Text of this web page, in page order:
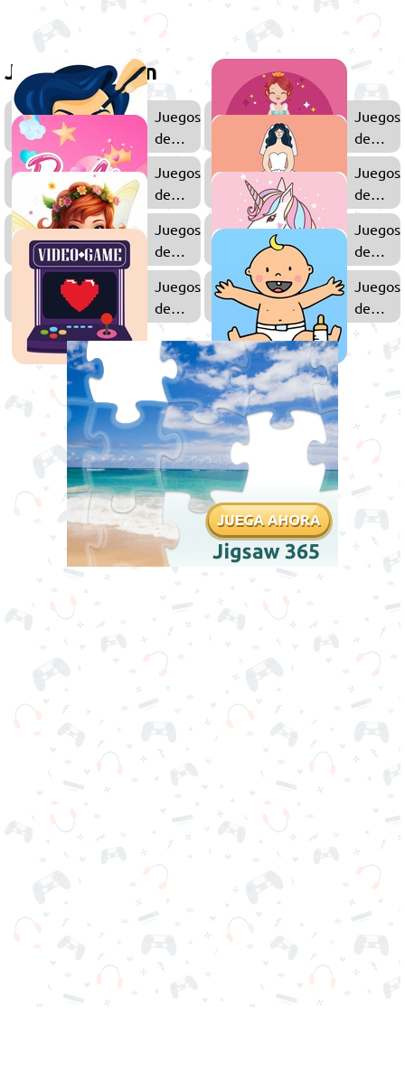
Juega también
Juegos
de
Maquillaje
Juegos
de
Juegos
de
Barbie
Juegos
de
Bodas
Juegos
de
Hadas
Juegos
de
Juegos
de
Amor
Juegos
de
Bebés